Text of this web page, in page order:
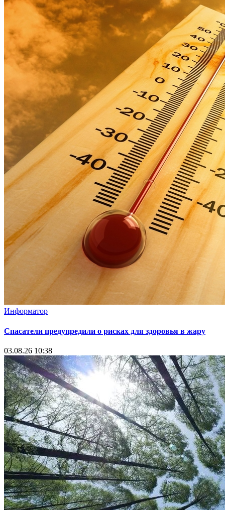
Информатор
Спасатели предупредили о рисках для здоровья в жару
03.08.26 10:38